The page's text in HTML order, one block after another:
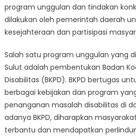
program unggulan dan tindakan
dilakukan oleh pemerintah daerah
kesejahteraan dan partisipasi
Salah satu program unggulan yang
Sulut adalah pembentukan Badan
Disabilitas (BKPD). BKPD bertugas
berbagai kebijakan dan program
penanganan masalah disabilitas di
adanya BKPD, diharapkan
terbantu dan mendapatkan